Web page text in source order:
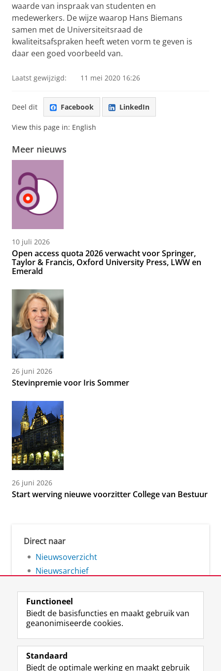
waarde van inspraak van studenten en
medewerkers. De wijze waarop Hans Biemans
samen met de Universiteitsraad de
kwaliteitsafspraken heeft weten vorm te geven is
daar een goed voorbeeld van.
Laatst gewijzigd: 11 mei 2020 16:26
Deel dit Facebook LinkedIn
View this page in: English
Meer nieuws
10 juli 2026
Open access quota 2026 verwacht voor Springer,
Taylor & Francis, Oxford University Press, LWW en
Emerald
26 juni 2026
Stevinpremie voor Iris Sommer
26 juni 2026
Start werving nieuwe voorzitter College van Bestuur
Direct naar
Nieuwsoverzicht
Nieuwsarchief
Volg de RUG
F
a
L
i
R
S
I
n
Y
o
Functioneel
Biedt de basisfuncties en maakt gebruik van
geanonimiseerde cookies.
Standaard
Biedt de optimale werking en maakt gebruik